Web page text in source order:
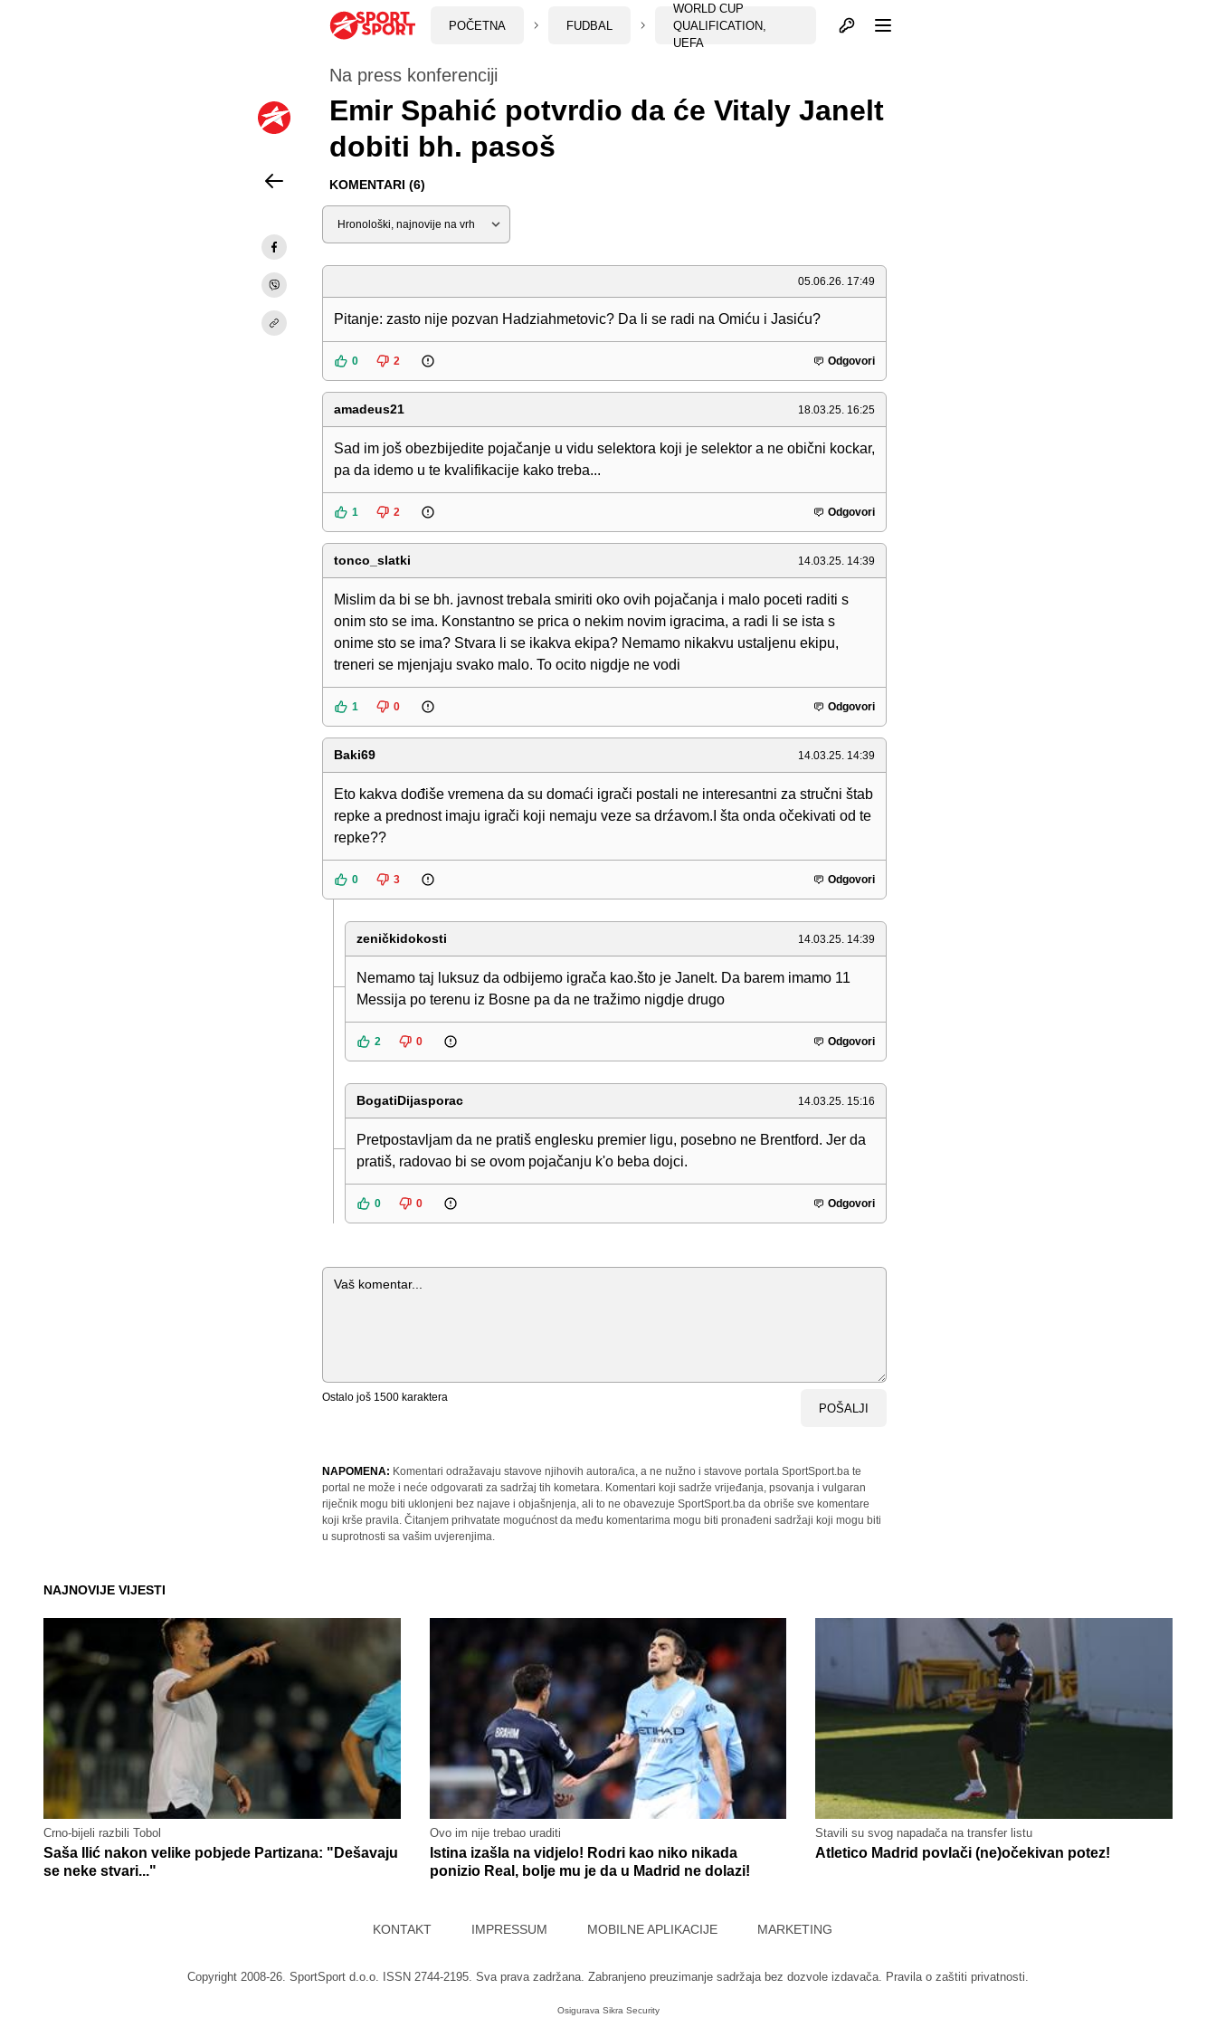
POČETNA FUDBAL
WORLD CUP
QUALIFICATION,
UEFA
Otvori profil
Na press konferenciji
Emir Spahić potvrdio da će Vitaly Janelt
dobiti bh. pasoš
KOMENTARI (6)
Sortiraj
05.06.26. 17:49
Pitanje: zasto nije pozvan Hadziahmetovic? Da li se radi na Omiću i Jasiću?
0 2 Odgovori
amadeus21 18.03.25. 16:25
Sad im još obezbijedite pojačanje u vidu selektora koji je selektor a ne obični kockar,
pa da idemo u te kvalifikacije kako treba...
1 2 Odgovori
tonco_slatki 14.03.25. 14:39
Mislim da bi se bh. javnost trebala smiriti oko ovih pojačanja i malo poceti raditi s
onim sto se ima. Konstantno se prica o nekim novim igracima, a radi li se ista s
onime sto se ima? Stvara li se ikakva ekipa? Nemamo nikakvu ustaljenu ekipu,
treneri se mjenjaju svako malo. To ocito nigdje ne vodi
1 0 Odgovori
Baki69 14.03.25. 14:39
Eto kakva dođiše vremena da su domaći igrači postali ne interesantni za stručni štab
repke a prednost imaju igrači koji nemaju veze sa drźavom.I šta onda očekivati od te
repke??
0 3 Odgovori
zeničkidokosti 14.03.25. 14:39
Nemamo taj luksuz da odbijemo igrača kao.što je Janelt. Da barem imamo 11
Messija po terenu iz Bosne pa da ne tražimo nigdje drugo
2 0 Odgovori
BogatiDijasporac 14.03.25. 15:16
Pretpostavljam da ne pratiš englesku premier ligu, posebno ne Brentford. Jer da
pratiš, radovao bi se ovom pojačanju k'o beba dojci.
0 0 Odgovori
Komentar
Ostalo još 1500 karaktera
POŠALJI
NAPOMENA: Komentari odražavaju stavove njihovih autora/ica, a ne nužno i stavove portala SportSport.ba te
portal ne može i neće odgovarati za sadržaj tih kometara. Komentari koji sadrže vrijeđanja, psovanja i vulgaran
riječnik mogu biti uklonjeni bez najave i objašnjenja, ali to ne obavezuje SportSport.ba da obriše sve komentare
koji krše pravila. Čitanjem prihvatate mogućnost da među komentarima mogu biti pronađeni sadržaji koji mogu biti
u suprotnosti sa vašim uvjerenjima.
NAJNOVIJE VIJESTI
Crno-bijeli razbili Tobol
Saša Ilić nakon velike pobjede Partizana: "Dešavaju
se neke stvari..."
Ovo im nije trebao uraditi
Istina izašla na vidjelo! Rodri kao niko nikada
ponizio Real, bolje mu je da u Madrid ne dolazi!
Stavili su svog napadača na transfer listu
Atletico Madrid povlači (ne)očekivan potez!
KONTAKT IMPRESSUM MOBILNE APLIKACIJE MARKETING
Copyright 2008-26. SportSport d.o.o. ISSN 2744-2195. Sva prava zadržana. Zabranjeno preuzimanje sadržaja bez dozvole izdavača. Pravila o zaštiti privatnosti.
Osigurava Sikra Security